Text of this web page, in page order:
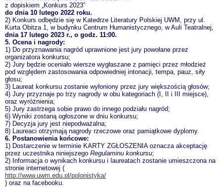
z dopiskiem „Konkurs 2023”
do dnia 10 lutego 2022 roku.
2) Konkurs odbędzie się w Katedrze Literatury Polskiej UWM, przy ul.
Kurta Obitza 1, w budynku Centrum Humanistycznego, w Auli Teatralnej,
dnia 17 lutego 2023 r., o godz. 11:00.
5. Ocena i nagrody:
1) Do przyznawania nagród uprawnione jest jury powołane przez
organizatora konkursu;
2) Jury będzie oceniało wiersze wygłaszane z pamięci przez młodzież
pod względem zastosowania odpowiedniej intonacji, tempa, pauz, siły
głosu;
3) Laureat konkursu zostanie wyłoniony przez jury większością głosów;
4) Jury przyznaje po trzy nagrody w obu kategoriach (I, II i III miejsce),
oraz wyróżnienia;
5) Jury zastrzega sobie prawo do innego podziału nagród;
6) Wyniki zostaną ogłoszone w dniu konkursu;
7) Decyzja jury jest niepodważalna;
8) Laureaci otrzymają nagrody rzeczowe oraz pamiątkowe dyplomy.
6. Postanowienia końcowe:
1) Dostarczenie w terminie KARTY ZGŁOSZENIA oznacza akceptację
przez uczestnika niniejszego Regulaminu konkursu;
2) Informacja o wynikach konkursu i laureatach zostanie umieszczona na
stronie internetowej (
http://www.uwm.edu.pl/polonistyka/
) oraz na facebooku.